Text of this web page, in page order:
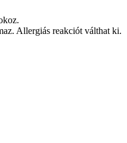
Allergiás reakciót válthat ki.